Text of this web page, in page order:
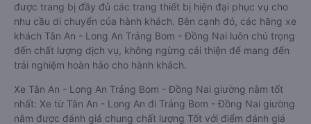
được trang bị đầy đủ các trang thiết bị hiện đại phục vụ cho
nhu cầu di chuyển của hành khách. Bên cạnh đó, các hãng xe
khách Tân An - Long An Trảng Bom - Đồng Nai luôn chú trọng
đến chất lượng dịch vụ, không ngừng cải thiện để mang đến
trải nghiệm hoàn hảo cho hành khách.
Xe Tân An - Long An Trảng Bom - Đồng Nai giường nằm tốt
nhất: Xe từ Tân An - Long An đi Trảng Bom - Đồng Nai giường
nằm được đánh giá chung chất lượng Tốt với điểm đánh giá